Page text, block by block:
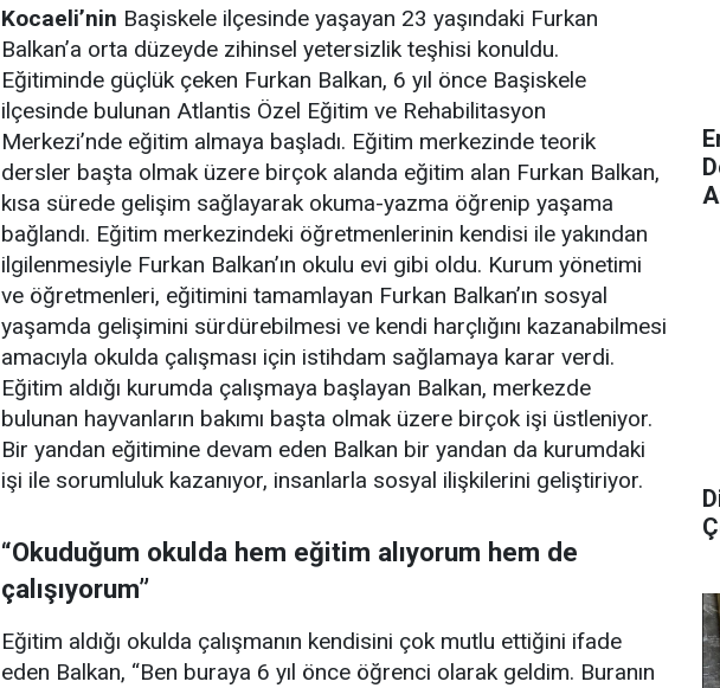
Kocaeli’nin Başiskele ilçesinde yaşayan 23 yaşındaki Furkan
Balkan’a orta düzeyde zihinsel yetersizlik teşhisi konuldu.
Eğitiminde güçlük çeken Furkan Balkan, 6 yıl önce Başiskele
ilçesinde bulunan Atlantis Özel Eğitim ve Rehabilitasyon
Merkezi’nde eğitim almaya başladı. Eğitim merkezinde teorik
dersler başta olmak üzere birçok alanda eğitim alan Furkan Balkan,
kısa sürede gelişim sağlayarak okuma-yazma öğrenip yaşama
bağlandı. Eğitim merkezindeki öğretmenlerinin kendisi ile yakından
ilgilenmesiyle Furkan Balkan’ın okulu evi gibi oldu. Kurum yönetimi
ve öğretmenleri, eğitimini tamamlayan Furkan Balkan’ın sosyal
yaşamda gelişimini sürdürebilmesi ve kendi harçlığını kazanabilmesi
amacıyla okulda çalışması için istihdam sağlamaya karar verdi.
Eğitim aldığı kurumda çalışmaya başlayan Balkan, merkezde
bulunan hayvanların bakımı başta olmak üzere birçok işi üstleniyor.
Bir yandan eğitimine devam eden Balkan bir yandan da kurumdaki
işi ile sorumluluk kazanıyor, insanlarla sosyal ilişkilerini geliştiriyor.
“Okuduğum okulda hem eğitim alıyorum hem de
çalışıyorum”
Eğitim aldığı okulda çalışmanın kendisini çok mutlu ettiğini ifade
eden Balkan, “Ben buraya 6 yıl önce öğrenci olarak geldim. Buranın